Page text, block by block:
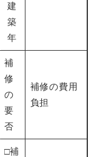
建
築
年
補
修
の
要
否
補修の費用
負担
□補